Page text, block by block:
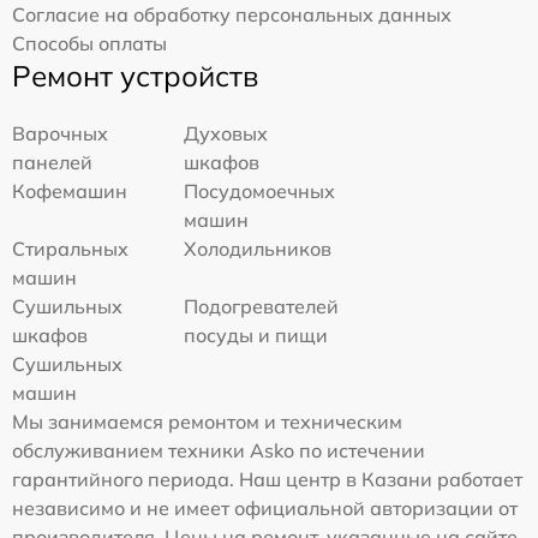
Согласие на обработку персональных данных
Способы оплаты
Ремонт устройств
Варочных
панелей
Духовых
шкафов
Кофемашин
Посудомоечных
машин
Стиральных
машин
Холодильников
Сушильных
шкафов
Подогревателей
посуды и пищи
Сушильных
машин
Мы занимаемся ремонтом и техническим
обслуживанием техники Asko по истечении
гарантийного периода. Наш центр в Казани работает
независимо и не имеет официальной авторизации от